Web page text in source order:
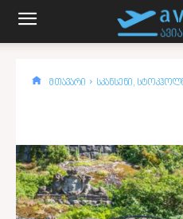
მთავარი სკანსენი,